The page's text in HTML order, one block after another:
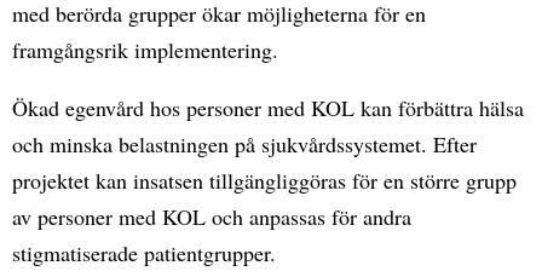
med berörda grupper ökar möjligheterna för en
framgångsrik implementering.
Ökad egenvård hos personer med KOL kan förbättra hälsa
och minska belastningen på sjukvårdssystemet. Efter
projektet kan insatsen tillgängliggöras för en större grupp
av personer med KOL och anpassas för andra
stigmatiserade patientgrupper.